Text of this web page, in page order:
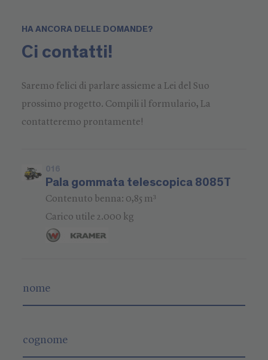
HA ANCORA DELLE DOMANDE?
Ci contatti!
Saremo felici di parlare assieme a Lei del Suo
prossimo progetto. Compili il formulario, La
contatteremo prontamente!
016
Pala gommata telescopica 8085T
Contenuto benna: 0,85 m³
Carico utile 2.000 kg